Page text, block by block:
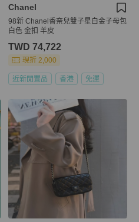
Chanel
98新 Chanel香奈兒雙子星白金子母包
白色 金扣 羊皮
TWD 74,722
現折 2,000
近新閒置品 香港 免運